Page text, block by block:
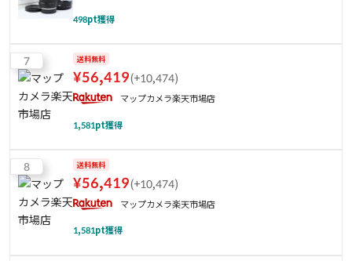
498pt獲得
7 送料無料
¥56,419(+10,474)
マップカメラ楽天市場店
1,581pt獲得
8 送料無料
¥56,419(+10,474)
マップカメラ楽天市場店
1,581pt獲得